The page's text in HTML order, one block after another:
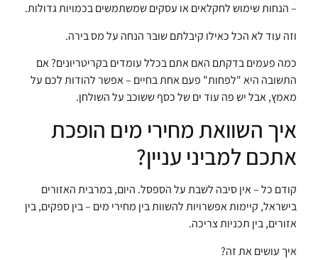
– הנחות שימוש לחקלאים או עסקים שמשתמשים בכמויות גדולות.
וזה עוד לא הכל כאילו קיבלתם שובר הנחה על מס בירה.
כמה פעמים בדקתם האם אתם בכלל עומדים בקריטריונים? אם
התשובה היא "לפחות" פעם אחת בחיים – אפשר להודות לכם על
מאמץ, אבל יש פה עוד ים של כסף ששוכב על השולחן.
איך השוואת מחירי מים הופכת
אתכם למביני עניין?
קודם כל – אין סיבה לשבת על הספסל. היום, במרבית האזורים
בישראל, קיימות אפשרויות להשוות בין מחירי מים – בין ספקים, בין
אזורים, בין תכניות צריכה.
איך עושים את זה?